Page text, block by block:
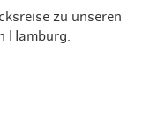
zu unseren
Hamburg.